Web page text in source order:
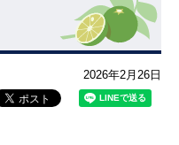
2026年2月26日